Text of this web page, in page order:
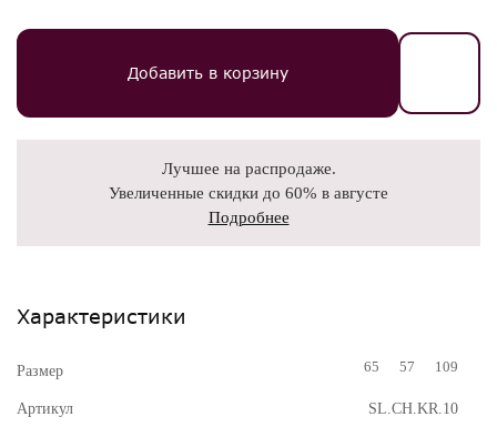
Добавить в корзину
Лучшее на распродаже.
Увеличенные скидки до 60% в августе
Подробнее
Характеристики
Размер 65 57 109
Артикул SL.CH.KR.10